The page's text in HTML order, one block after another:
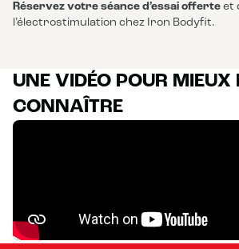
Réservez votre séance d’essai offerte et
l’électrostimulation chez Iron Bodyfit.
UNE VIDÉO POUR MIEUX
CONNAÎTRE